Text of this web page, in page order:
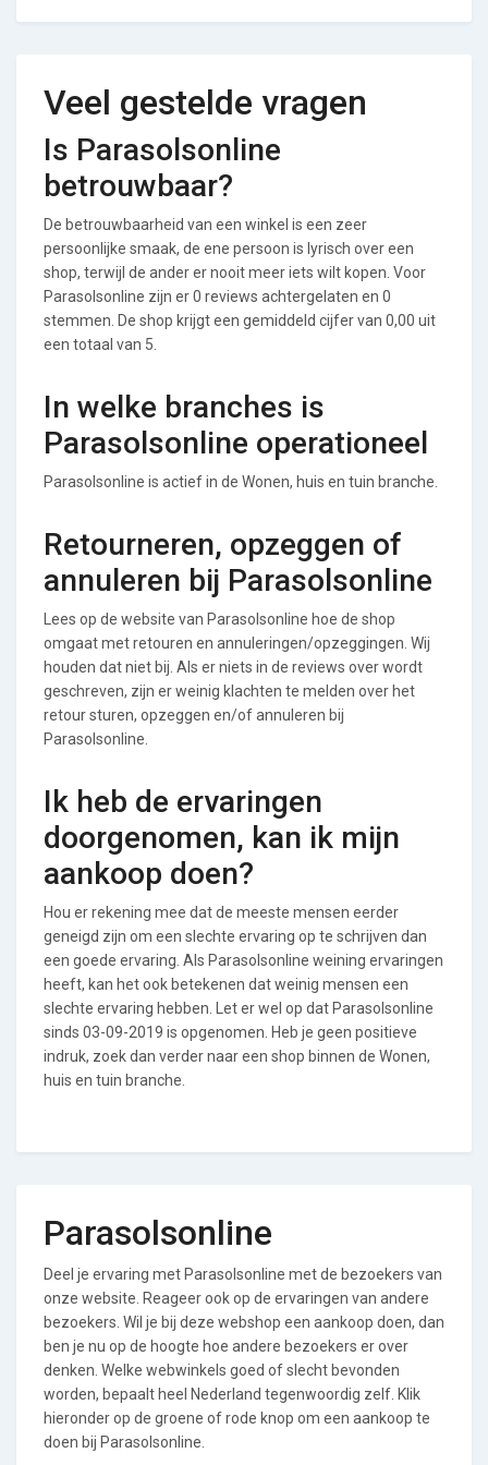
Veel gestelde vragen
Is Parasolsonline
betrouwbaar?
De betrouwbaarheid van een winkel is een zeer
persoonlijke smaak, de ene persoon is lyrisch over een
shop, terwijl de ander er nooit meer iets wilt kopen. Voor
Parasolsonline zijn er 0 reviews achtergelaten en 0
stemmen. De shop krijgt een gemiddeld cijfer van 0,00 uit
een totaal van 5.
In welke branches is
Parasolsonline operationeel
Parasolsonline is actief in de Wonen, huis en tuin branche.
Retourneren, opzeggen of
annuleren bij Parasolsonline
Lees op de website van Parasolsonline hoe de shop
omgaat met retouren en annuleringen/opzeggingen. Wij
houden dat niet bij. Als er niets in de reviews over wordt
geschreven, zijn er weinig klachten te melden over het
retour sturen, opzeggen en/of annuleren bij
Parasolsonline.
Ik heb de ervaringen
doorgenomen, kan ik mijn
aankoop doen?
Hou er rekening mee dat de meeste mensen eerder
geneigd zijn om een slechte ervaring op te schrijven dan
een goede ervaring. Als Parasolsonline weining ervaringen
heeft, kan het ook betekenen dat weinig mensen een
slechte ervaring hebben. Let er wel op dat Parasolsonline
sinds 03-09-2019 is opgenomen. Heb je geen positieve
indruk, zoek dan verder naar een shop binnen de Wonen,
huis en tuin branche.
Parasolsonline
Deel je ervaring met Parasolsonline met de bezoekers van
onze website. Reageer ook op de ervaringen van andere
bezoekers. Wil je bij deze webshop een aankoop doen, dan
ben je nu op de hoogte hoe andere bezoekers er over
denken. Welke webwinkels goed of slecht bevonden
worden, bepaalt heel Nederland tegenwoordig zelf. Klik
hieronder op de groene of rode knop om een aankoop te
doen bij Parasolsonline.